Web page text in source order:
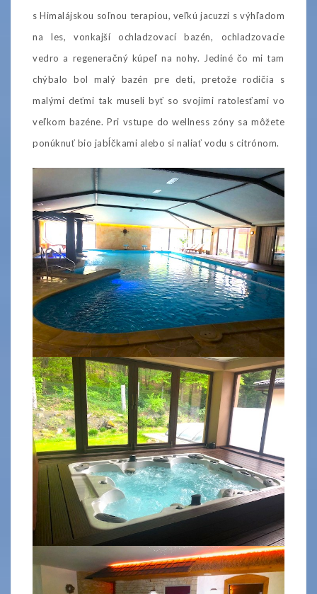
s Himalájskou soľnou terapiou, veľkú jacuzzi s výhľadom
na les, vonkajší ochladzovací bazén, ochladzovacie
vedro a regeneračný kúpeľ na nohy. Jediné čo mi tam
chýbalo bol malý bazén pre deti, pretože rodičia s
malými deťmi tak museli byť so svojimi ratolesťami vo
veľkom bazéne. Pri vstupe do wellness zóny sa môžete
ponúknuť bio jabĺčkami alebo si naliať vodu s citrónom.